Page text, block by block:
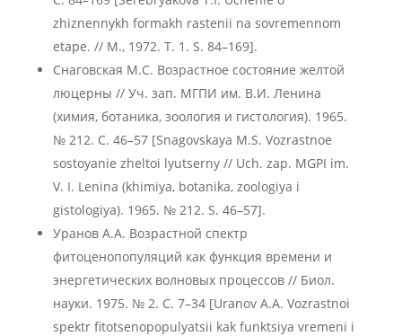
zhiznennykh formakh rastenii na sovremennom
etape. // M., 1972. T. 1. S. 84–169].
Снаговская М.С. Возрастное состояние желтой
люцерны // Уч. зап. МГПИ им. В.И. Ленина
(химия, ботаника, зоология и гистология). 1965.
№ 212. С. 46–57 [Snagovskaya M.S. Vozrastnoe
sostoyanie zheltoi lyutserny // Uch. zap. MGPI im.
V. I. Lenina (khimiya, botanika, zoologiya i
gistologiya). 1965. № 212. S. 46–57].
Уранов А.А. Возрастной спектр
фитоценопопуляций как функция времени и
энергетических волновых процессов // Биол.
науки. 1975. № 2. С. 7–34 [Uranov A.A. Vozrastnoi
spektr fitotsenopopulyatsii kak funktsiya vremeni i